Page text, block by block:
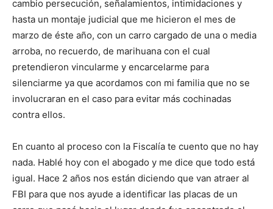
cambio persecución, señalamientos, intimidaciones y
hasta un montaje judicial que me hicieron el mes de
marzo de éste año, con un carro cargado de una o media
arroba, no recuerdo, de marihuana con el cual
pretendieron vincularme y encarcelarme para
silenciarme ya que acordamos con mi familia que no se
involucraran en el caso para evitar más cochinadas
contra ellos.
En cuanto al proceso con la Fiscalía te cuento que no hay
nada. Hablé hoy con el abogado y me dice que todo está
igual. Hace 2 años nos están diciendo que van atraer al
FBI para que nos ayude a identificar las placas de un